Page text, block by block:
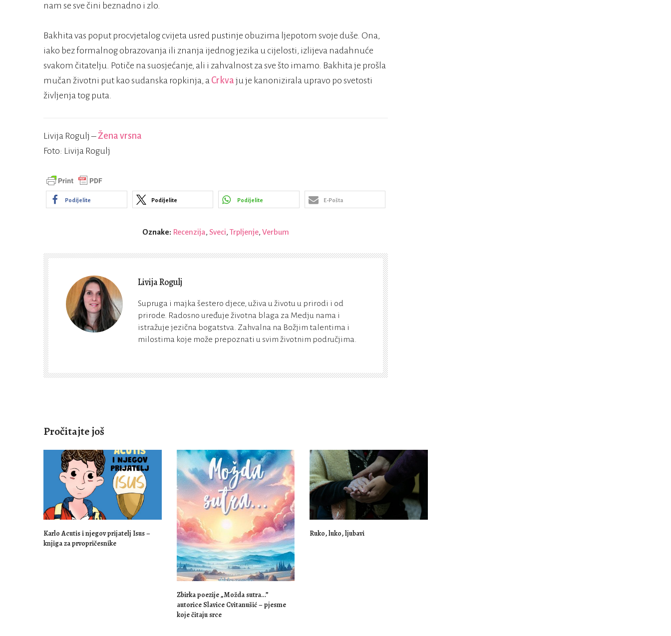
nam se sve čini beznadno i zlo.
Bakhita vas poput procvjetalog cvijeta usred pustinje obuzima ljepotom svoje duše. Ona,
iako bez formalnog obrazovanja ili znanja ijednog jezika u cijelosti, izlijeva nadahnuće
svakom čitatelju. Potiče na suosjećanje, ali i zahvalnost za sve što imamo. Bakhita je prošla
mučan životni put kao sudanska ropkinja, a Crkva ju je kanonizirala upravo po svetosti
življenja tog puta.
Livija Rogulj –Žena vrsna
Foto: Livija Rogulj
Podijelite Podijelite Podijelite E-Pošta
Oznake: Recenzija, Sveci, Trpljenje, Verbum
Livija Rogulj
Supruga i majka šestero djece, uživa u životu u prirodi i od
prirode. Radosno uređuje životna blaga za Medju nama i
istražuje jezična bogatstva. Zahvalna na Božjim talentima i
milostima koje može prepoznati u svim životnim područjima.
Pročitajte još
Karlo Acutis i njegov prijatelj Isus –
knjiga za prvopričesnike
Zbirka poezije „Možda sutra…”
autorice Slavice Cvitanušić – pjesme
koje čitaju srce
Ruko, luko, ljubavi